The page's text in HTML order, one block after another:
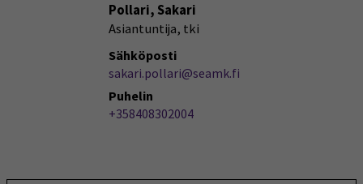
Pollari, Sakari
Asiantuntija, tki
Sähköposti
sakari.pollari@seamk.fi
Puhelin
+358408302004